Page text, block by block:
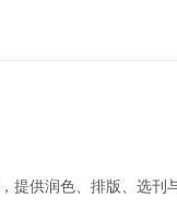
，提供润色、排版、选